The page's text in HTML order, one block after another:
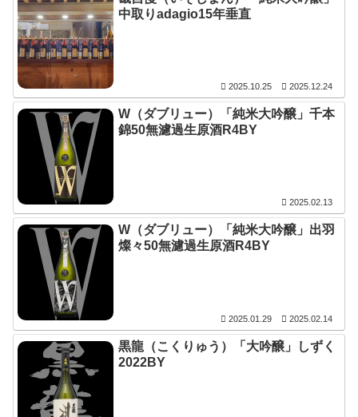
中取りadagio15年垂直
2025.10.25 2025.12.24
W（ダブリュー）「純米大吟醸」千本
錦50無濾過生原酒R4BY
2025.02.13
W（ダブリュー）「純米大吟醸」出羽
燦々50無濾過生原酒R4BY
2025.01.29 2025.02.14
黒龍（こくりゅう）「大吟醸」しずく
2022BY